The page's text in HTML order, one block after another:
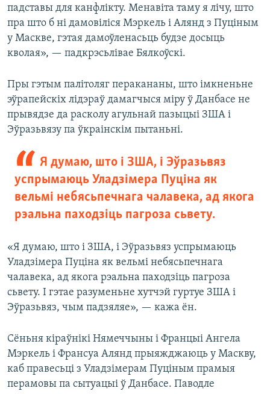
падставы для канфлікту. Менавіта таму я лічу, што
пра што б ні дамовіліся Мэркель і Алянд з Пуціным
у Маскве, гэтая дамоўленасьць будзе досыць
кволая», — падкрэсьлівае Бялкоўскі.
Пры гэтым палітоляг перакананы, што імкненьне
эўрапейскіх лідэраў дамагчыся міру ў Данбасе не
прывядзе да расколу агульнай пазыцыі ЗША і
Эўразьвязу па ўкраінскім пытаньні.
Я думаю, што і ЗША, і Эўразьвяз
успрымаюць Уладзімера Пуціна як
вельмі небясьпечнага чалавека, ад якога
рэальна паходзіць пагроза сьвету.
«Я думаю, што і ЗША, і Эўразьвяз успрымаюць
Уладзімера Пуціна як вельмі небясьпечнага
чалавека, ад якога рэальна паходзіць пагроза
сьвету. І гэтае разуменьне хутчэй гуртуе ЗША і
Эўразьвяз, чым падзяляе», — кажа ён.
Сёньня кіраўнікі Нямеччыны і Францыі Ангела
Мэркель і Франсуа Алянд прыяжджаюць у Маскву,
каб правесьці з Уладзімерам Пуціным прамыя
перамовы па сытуацыі ў Данбасе. Паводле